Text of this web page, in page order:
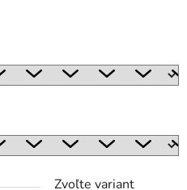
Zvoľte variant